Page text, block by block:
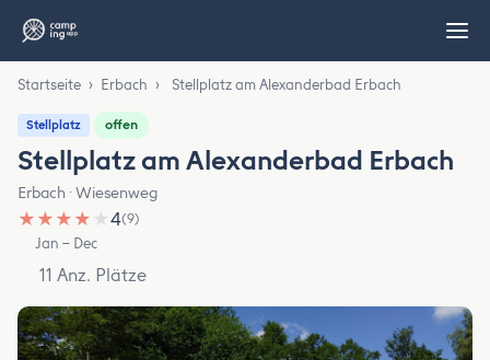
Startseite › Erbach › Stellplatz am Alexanderbad Erbach
Stellplatz offen
Stellplatz am Alexanderbad Erbach
Erbach · Wiesenweg
★ ★ ★ ★ ★4(9)
Jan – Dec
11 Anz. Plätze